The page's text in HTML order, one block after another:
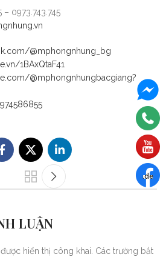
– 0973.743.745
@mphongnhung_bg
1BAxQtaF41
@mphongnhungbacgiang?
Older
LUẬN
hiển thị công khai. Các trường bắt